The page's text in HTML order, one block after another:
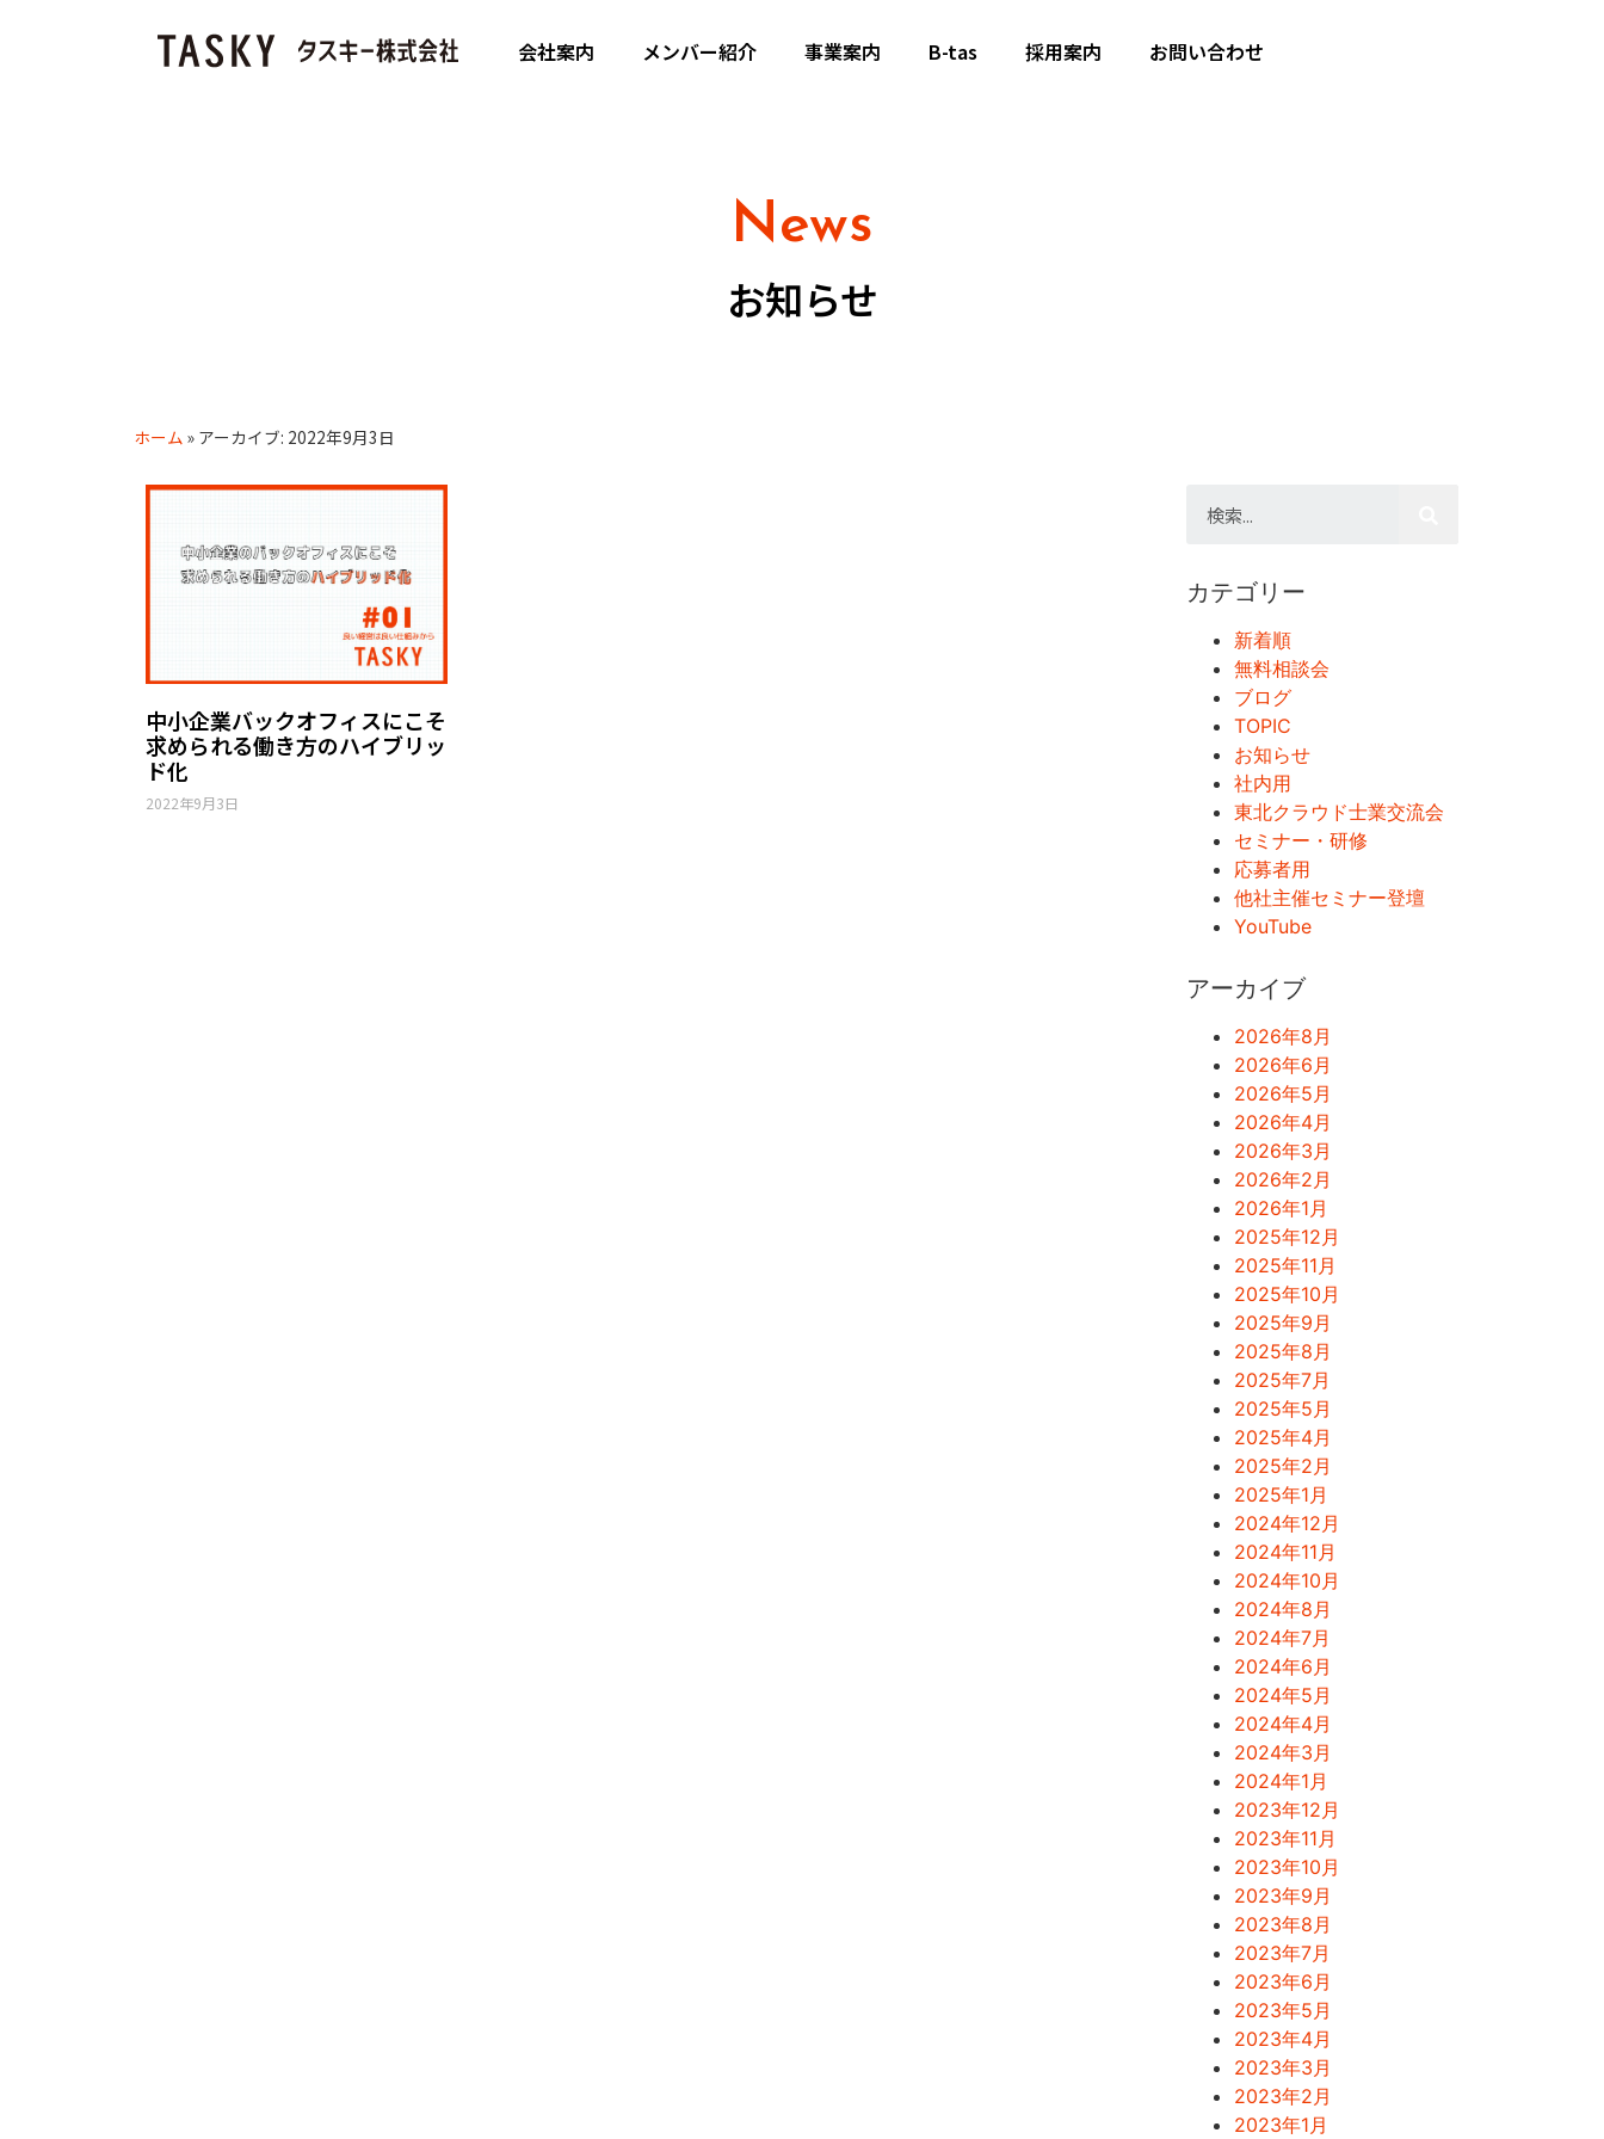
会社案内 メンバー紹介 事業案内 B-tas 採用案内 お問い合わせ
News
お知らせ
ホーム » アーカイブ: 2022年9月3日
中小企業バックオフィスにこそ
求められる働き方のハイブリッ
ド化
2022年9月3日
カテゴリー
新着順
無料相談会
ブログ
TOPIC
お知らせ
社内用
東北クラウド士業交流会
セミナー・研修
応募者用
他社主催セミナー登壇
YouTube
アーカイブ
2026年8月
2026年6月
2026年5月
2026年4月
2026年3月
2026年2月
2026年1月
2025年12月
2025年11月
2025年10月
2025年9月
2025年8月
2025年7月
2025年5月
2025年4月
2025年2月
2025年1月
2024年12月
2024年11月
2024年10月
2024年8月
2024年7月
2024年6月
2024年5月
2024年4月
2024年3月
2024年1月
2023年12月
2023年11月
2023年10月
2023年9月
2023年8月
2023年7月
2023年6月
2023年5月
2023年4月
2023年3月
2023年2月
2023年1月